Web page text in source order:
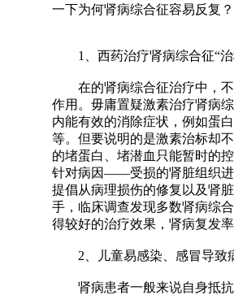
一下为何肾病综合征容易反复？
1、西药治疗肾病综合征“治
在的肾病综合征治疗中，不
作用。毋庸置疑激素治疗肾病
内能有效的消除症状，例如蛋
等。但要说明的是激素治标却
的堵蛋白、堵潜血只能暂时的
针对病因——受损的肾脏组织进
提倡从病理损伤的修复以及肾
手，临床调查发现多数肾病综
得较好的治疗效果，肾病复发率
2、儿童易感染、感冒导致
肾病患者一般来说自身抵抗